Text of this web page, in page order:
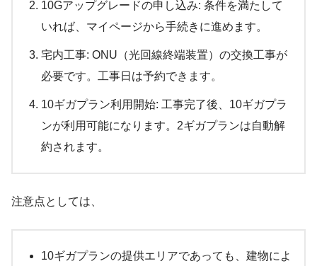
10Gアップグレードの申し込み: 条件を満たして
いれば、マイページから手続きに進めます。
宅内工事: ONU（光回線終端装置）の交換工事が
必要です。工事日は予約できます。
10ギガプラン利用開始: 工事完了後、10ギガプラ
ンが利用可能になります。2ギガプランは自動解
約されます。
注意点としては、
10ギガプランの提供エリアであっても、建物によ